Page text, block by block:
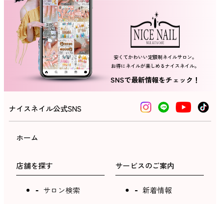
ネイルスクール
安くてかわいい定額制ネイルサロン。
お得にネイルが楽しめるナイスネイル。
SNSで最新情報をチェック！
ナイスネイル公式SNS
ホーム
店舗を探す
サロン検索
サービスのご案内
新着情報